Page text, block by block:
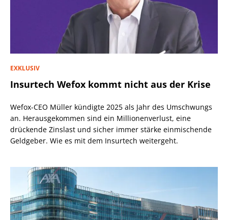
EXKLUSIV
Insurtech Wefox kommt nicht aus der Krise
Wefox-CEO Müller kündigte 2025 als Jahr des Umschwungs
an. Herausgekommen sind ein Millionenverlust, eine
drückende Zinslast und sicher immer stärke einmischende
Geldgeber. Wie es mit dem Insurtech weitergeht.